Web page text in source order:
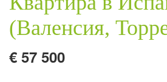
(Валенсия,
€ 57 500